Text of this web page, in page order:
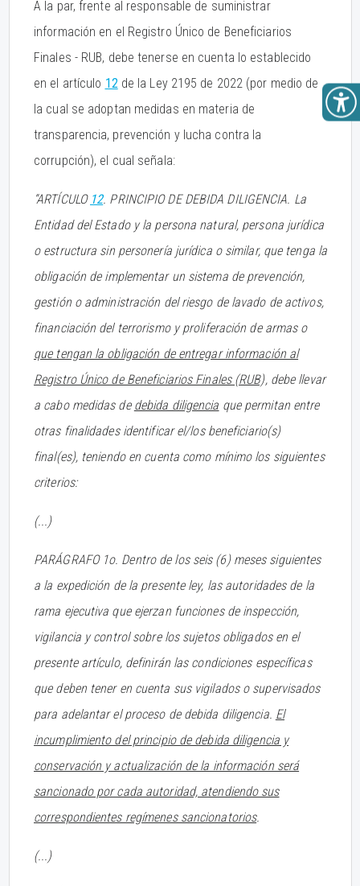
A la par, frente al responsable de suministrar
información en el Registro Único de Beneficiarios
Finales - RUB, debe tenerse en cuenta lo establecido
en el artículo 12de la Ley 2195 de 2022 (por medio de
la cual se adoptan medidas en materia de
transparencia, prevención y lucha contra la
corrupción), el cual señala:
“ARTÍCULO 12. PRINCIPIO DE DEBIDA DILIGENCIA. La
Entidad del Estado y la persona natural, persona jurídica
o estructura sin personería jurídica o similar, que tenga la
obligación de implementar un sistema de prevención,
gestión o administración del riesgo de lavado de activos,
financiación del terrorismo y proliferación de armas o
que tengan la obligación de entregar información al
Registro Único de Beneficiarios Finales (RUB),debe llevar
a cabo medidas de debida diligencia que permitan entre
otras finalidades identificar el/los beneficiario(s)
final(es), teniendo en cuenta como mínimo los siguientes
criterios:
(...)
PARÁGRAFO 1o. Dentro de los seis (6) meses siguientes
a la expedición de la presente ley, las autoridades de la
rama ejecutiva que ejerzan funciones de inspección,
vigilancia y control sobre los sujetos obligados en el
presente artículo, definirán las condiciones específicas
que deben tener en cuenta sus vigilados o supervisados
para adelantar el proceso de debida diligencia. El
incumplimiento del principio de debida diligencia y
conservación y actualización de la información será
sancionado por cada autoridad, atendiendo sus
correspondientes regímenes sancionatorios.
(...)